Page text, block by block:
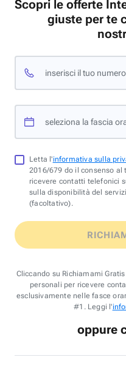
Scopri le offerte
giuste per te
inserisci il tuo
seleziona la fascia
Letta l'informativa sulla
2016/679 do il consenso
ricevere contatti telefonici
sulla disponibilità del
(facoltativo).
Cliccando su Richiamami
personali per ricevere
esclusivamente nelle fasce
#1. Leggi l'
oppure